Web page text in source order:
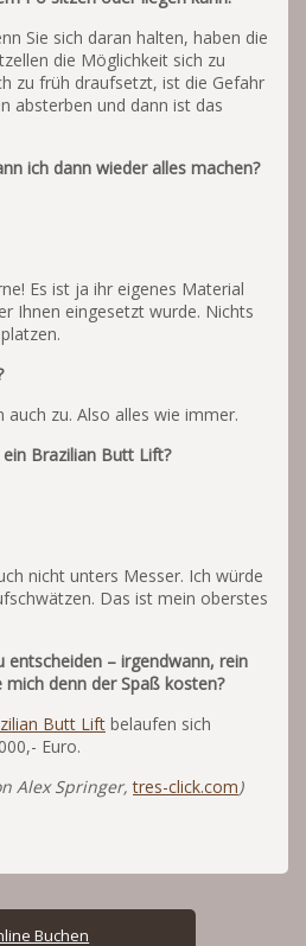
Buchen
Sie sich daran halten, haben die
die Möglichkeit sich zu
zu früh draufsetzt, ist die Gefahr
absterben und dann ist das
ich dann wieder alles machen?
Es ist ja ihr eigenes Material
Ihnen eingesetzt wurde. Nichts
zu. Also alles wie immer.
Brazilian Butt Lift?
nicht unters Messer. Ich würde
Das ist mein oberstes
entscheiden – irgendwann, rein
denn der Spaß kosten?
Butt Lift belaufen sich
Euro.
Alex Springer,tres-click.com)